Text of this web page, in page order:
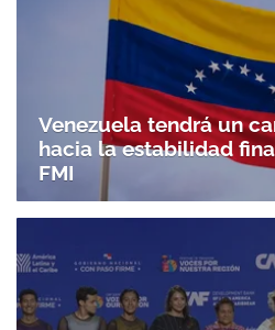
Venezuela tendrá un
hacia la estabilidad
FMI